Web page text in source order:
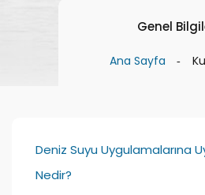
Genel
Ana Sayfa
Deniz Suyu Uygulamalarına
Nedir?